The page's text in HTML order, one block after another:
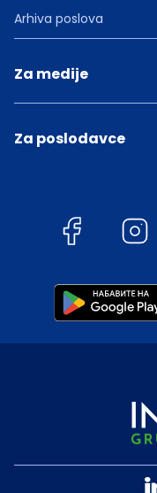
Arhiva poslova
Za medije
Za poslodavce